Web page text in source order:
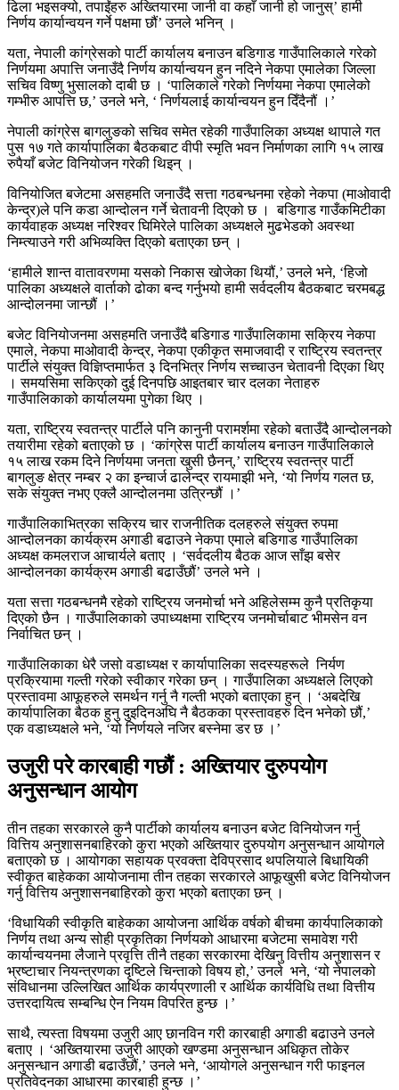
ढिला भइसक्यो, तपाईंहरु अख्तियारमा जानी वा कहाँ जानी हो जानुस्’ हामी
निर्णय कार्यान्वयन गर्ने पक्षमा छौं’ उनले भनिन् ।
यता, नेपाली कांग्रेसको पार्टी कार्यालय बनाउन बडिगाड गाउँपालिकाले गरेको
निर्णयमा अपात्ति जनाउँदै निर्णय कार्यान्वयन हुन नदिने नेकपा एमालेका जिल्ला
सचिव विष्णु भुसालको दाबी छ । ‘पालिकाले गरेको निर्णयमा नेकपा एमालेको
गम्भीरु आपत्ति छ,’ उनले भने, ‘ निर्णयलाई कार्यान्वयन हुन दिँदैनौं ।’
नेपाली कांग्रेस बागलुङको सचिव समेत रहेकी गाउँपालिका अध्यक्ष थापाले गत
पुस १७ गते कार्यापालिका बैठकबाट वीपी स्मृति भवन निर्माणका लागि १५ लाख
रुपैयाँ बजेट विनियोजन गरेकी थिइन् ।
विनियोजित बजेटमा असहमति जनाउँदै सत्ता गठबन्धनमा रहेको नेकपा (माओवादी
केन्द्र)ले पनि कडा आन्दोलन गर्ने चेतावनी दिएको छ । बडिगाड गाउँकमिटीका
कार्यवाहक अध्यक्ष नरिश्वर घिमिरेले पालिका अध्यक्षले मुढभेडको अवस्था
निम्त्याउने गरी अभिव्यक्ति दिएको बताएका छन् ।
‘हामीले शान्त वातावरणमा यसको निकास खोजेका थियौं,’ उनले भने, ‘हिजो
पालिका अध्यक्षले वार्ताको ढोका बन्द गर्नुभयो हामी सर्वदलीय बैठकबाट चरमबद्ध
आन्दोलनमा जान्छौं ।’
बजेट विनियोजनमा असहमति जनाउँदै बडिगाड गाउँपालिकामा सक्रिय नेकपा
एमाले, नेकपा माओवादी केन्द्र, नेकपा एकीकृत समाजवादी र राष्ट्रिय स्वतन्त्र
पार्टीले संयुक्त विज्ञिप्तमार्फत ३ दिनभित्र निर्णय सच्चाउन चेतावनी दिएका थिए
। समयसिमा सकिएको दुई दिनपछि आइतबार चार दलका नेताहरु
गाउँपालिकाको कार्यालयमा पुगेका थिए ।
यता, राष्ट्रिय स्वतन्त्र पार्टीले पनि कानुनी परामर्शमा रहेको बताउँदै आन्दोलनको
तयारीमा रहेको बताएको छ । ‘कांग्रेस पार्टी कार्यालय बनाउन गाउँपालिकाले
१५ लाख रकम दिने निर्णयमा जनता खुसी छैनन्,’ राष्ट्रिय स्वतन्त्र पार्टी
बागलुङ क्षेत्र नम्बर २ का इन्चार्ज ढालेन्द्र रायमाझी भने, ‘यो निर्णय गलत छ,
सके संयुक्त नभए एक्लै आन्दोलनमा उत्रिन्छौं ।’
गाउँपालिकाभित्रका सक्रिय चार राजनीतिक दलहरुले संयुक्त रुपमा
आन्दोलनका कार्यक्रम अगाडी बढाउने नेकपा एमाले बडिगाड गाउँपालिका
अध्यक्ष कमलराज आचार्यले बताए । ‘सर्वदलीय बैठक आज साँझ बसेर
आन्दोलनका कार्यक्रम अगाडी बढाउँछौं’ उनले भने ।
यता सत्ता गठबन्धनमै रहेको राष्ट्रिय जनमोर्चा भने अहिलेसम्म कुनै प्रतिकृया
दिएको छैन । गाउँपालिकाको उपाध्यक्षमा राष्ट्रिय जनमोर्चाबाट भीमसेन वन
निर्वाचित छन् ।
गाउँपालिकाका धेरै जसो वडाध्यक्ष र कार्यापालिका सदस्यहरूले निर्यण
प्रक्रियामा गल्ती गरेको स्वीकार गरेका छन् । गाउँपालिका अध्यक्षले लिएको
प्रस्तावमा आफूहरुले समर्थन गर्नु नै गल्ती भएको बताएका हुन् । ‘अबदेखि
कार्यापालिका बैठक हुनु दुइदिनअघि नै बैठकका प्रस्तावहरु दिन भनेको छौं,’
एक वडाध्यक्षले भने, ‘यो निर्णयले नजिर बस्नेमा डर छ ।’
उजुरी परे कारबाही गछौं : अख्तियार दुरुपयोग
अनुसन्धान आयोग
तीन तहका सरकारले कुनै पार्टीको कार्यालय बनाउन बजेट विनियोजन गर्नु
वित्तिय अनुशासनबाहिरको कुरा भएको अख्तियार दुरुपयोग अनुसन्धान आयोगले
बताएको छ । आयोगका सहायक प्रवक्ता देविप्रसाद थपलियाले बिधायिकी
स्वीकृत बाहेकका आयोजनामा तीन तहका सरकारले आफूखुसी बजेट विनियोजन
गर्नु वित्तिय अनुशासनबाहिरको कुरा भएको बताएका छन् ।
‘विधायिकी स्वीकृति बाहेकका आयोजना आर्थिक वर्षको बीचमा कार्यपालिकाको
निर्णय तथा अन्य सोही प्रकृतिका निर्णयको आधारमा बजेटमा समावेश गरी
कार्यान्वयनमा लैजाने प्रवृत्ति तीनै तहका सरकारमा देखिनु वित्तीय अनुशासन र
भ्रष्टाचार नियन्त्रणका दृष्टिले चिन्ताको विषय हो,’ उनले भने, ‘यो नेपालको
संविधानमा उल्लिखित आर्थिक कार्यप्रणाली र आर्थिक कार्यविधि तथा वित्तीय
उत्तरदायित्व सम्बन्धि ऐन नियम विपरित हुन्छ ।’
साथै, त्यस्ता विषयमा उजुरी आए छानविन गरी कारबाही अगाडी बढाउने उनले
बताए । ‘अख्तियारमा उजुरी आएको खण्डमा अनुसन्धान अधिकृत तोकेर
अनुसन्धान अगाडी बढाउँछौं,’ उनले भने, ‘आयोगले अनुसन्धान गरी फाइनल
प्रतिवेदनका आधारमा कारबाही हुन्छ ।’